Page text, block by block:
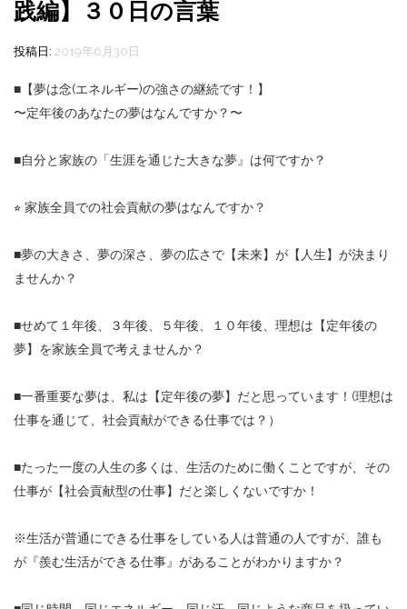
践編】３０日の言葉
投稿日: 2019年6月30日
■【夢は念(エネルギー)の強さの継続です！】
〜定年後のあなたの夢はなんですか？〜
■自分と家族の「生涯を通じた大きな夢』は何ですか？
⭐︎ 家族全員での社会貢献の夢はなんですか？
■夢の大きさ、夢の深さ、夢の広さで【未来】が【人生】が決まり
ませんか？
■せめて１年後、３年後、５年後、１０年後、理想は【定年後の
夢】を家族全員で考えませんか？
■一番重要な夢は、私は【定年後の夢】だと思っています！(理想は
仕事を通じて、社会貢献ができる仕事では？）
■たった一度の人生の多くは、生活のために働くことですが、その
仕事が【社会貢献型の仕事】だと楽しくないですか！
※生活が普通にできる仕事をしている人は普通の人ですが、誰も
が『羨む生活ができる仕事』があることがわかりますか？